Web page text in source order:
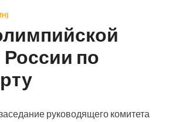
по
руководящего комитета